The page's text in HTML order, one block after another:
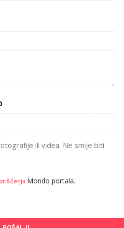
ili videa. Ne smije biti
Mondo portala.